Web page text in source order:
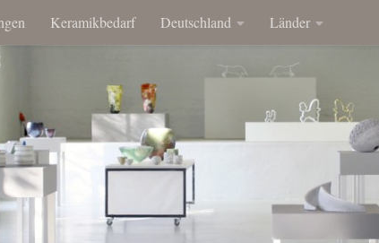
Keramikbedarf Deutschland Länder